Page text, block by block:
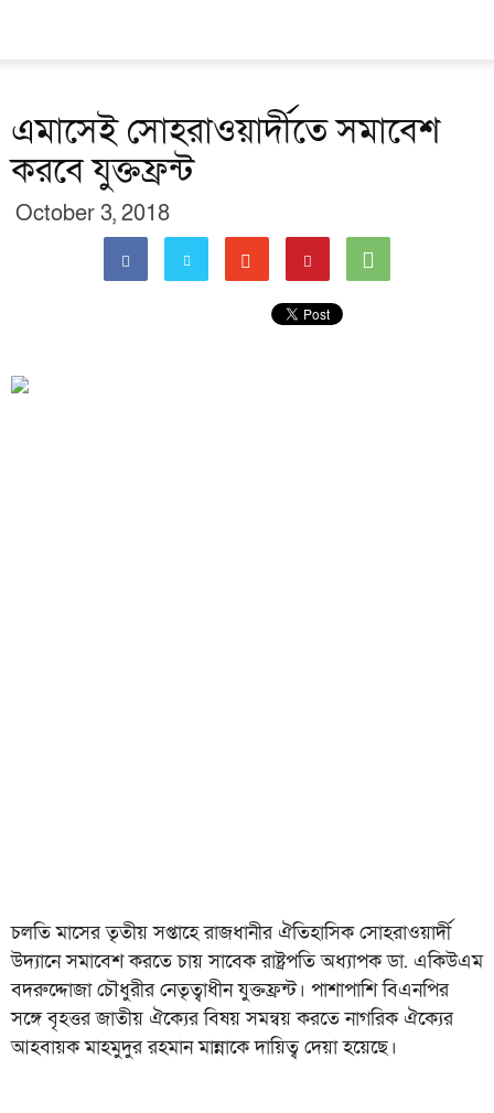
এমাসেই সোহরাওয়ার্দীতে সমাবেশ
করবে যুক্তফ্রন্ট
October 3, 2018
চলতি মাসের তৃতীয় সপ্তাহে রাজধানীর ঐতিহাসিক সোহরাওয়ার্দী
উদ্যানে সমাবেশ করতে চায় সাবেক রাষ্ট্রপতি অধ্যাপক ডা. একিউএম
বদরুদ্দোজা চৌধুরীর নেতৃত্বাধীন যুক্তফ্রন্ট। পাশাপাশি বিএনপির
সঙ্গে বৃহত্তর জাতীয় ঐক্যের বিষয় সমন্বয় করতে নাগরিক ঐক্যের
আহবায়ক মাহমুদুর রহমান মান্নাকে দায়িত্ব দেয়া হয়েছে।